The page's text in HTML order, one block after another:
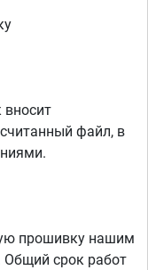
файл, в
прошивку нашим
срок работ